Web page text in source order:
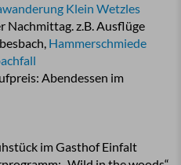
Klein Wetzles
Nachmittag. z.B. Ausflüge
Hammerschmiede
Abendessen im
im Gasthof Einfalt